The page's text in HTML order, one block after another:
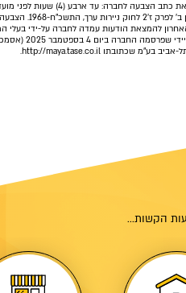
הצבעה. המועד האחרון
2025-01-066916) באתר ההפצה של רשות ניירות ערך שכתובתו
אביב בע"מ שכתובתוhttp://maya.tase.co.il.
הקשות...